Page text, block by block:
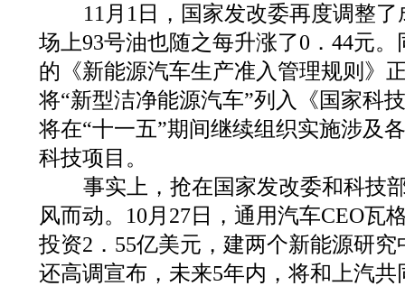
11月1日，国家发改委再度调整了
场上93号油也随之每升涨了0．44元
的《新能源汽车生产准入管理规则》
将“新型洁净能源汽车”列入《国家科
将在“十一五”期间继续组织实施涉及
科技项目。
事实上，抢在国家发改委和科技
风而动。10月27日，通用汽车CEO瓦
投资2．55亿美元，建两个新能源研
还高调宣布，未来5年内，将和上汽共